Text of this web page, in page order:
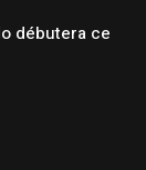
débutera ce